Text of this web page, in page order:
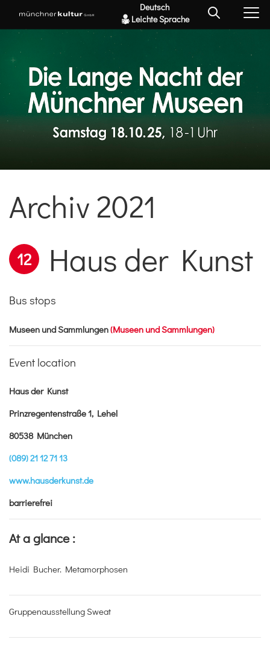
Deutsch
Leichte Sprache
Archiv 2021
12 Haus der Kunst
Bus stops
Museen und Sammlungen(Museen und Sammlungen)
Event location
Haus der Kunst
Prinzregentenstraße 1, Lehel
80538 München
(089) 21 12 71 13
www.hausderkunst.de
barrierefrei
At a glance :
Heidi Bucher. Metamorphosen
Gruppenausstellung Sweat